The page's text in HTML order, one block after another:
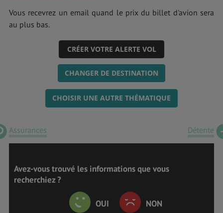
Vous recevrez un email quand le prix du billet d'avion sera
au plus bas.
CRÉER VOTRE ALERTE VOL
CHANGER DE DESTINATION
CHOISIR UNE AUTRE THÉMATIQUE
Assurances Détente
Avez-vous trouvé les informations que vous
recherchiez ?
OUI NON